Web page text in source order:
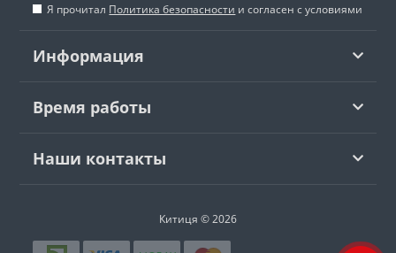
Я прочитал Политика безопасности и согласен с условиями
Информация
Время работы
Наши контакты
Китиця © 2026